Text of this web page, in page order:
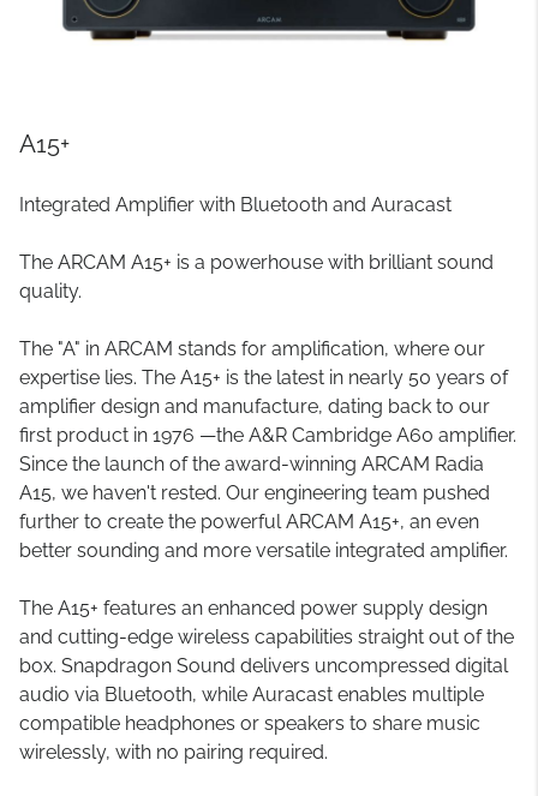
A15+
Integrated Amplifier with Bluetooth and Auracast
The ARCAM A15+ is a powerhouse with brilliant sound
quality.
The "A" in ARCAM stands for amplification, where our
expertise lies. The A15+ is the latest in nearly 50 years of
amplifier design and manufacture, dating back to our
first product in 1976 —the A&R Cambridge A60 amplifier.
Since the launch of the award-winning ARCAM Radia
A15, we haven't rested. Our engineering team pushed
further to create the powerful ARCAM A15+, an even
better sounding and more versatile integrated amplifier.
The A15+ features an enhanced power supply design
and cutting-edge wireless capabilities straight out of the
box. Snapdragon Sound delivers uncompressed digital
audio via Bluetooth, while Auracast enables multiple
compatible headphones or speakers to share music
wirelessly, with no pairing required.